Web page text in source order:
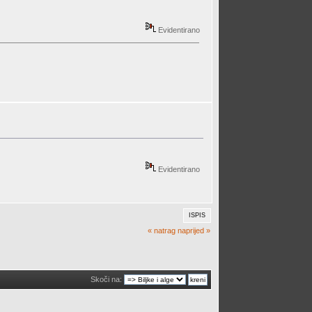
Evidentirano
Evidentirano
ISPIS
« natrag naprijed »
Skoči na: